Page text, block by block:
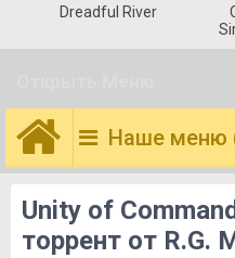
Dreadful River
Наше меню
Unity of
торрент от R.G.